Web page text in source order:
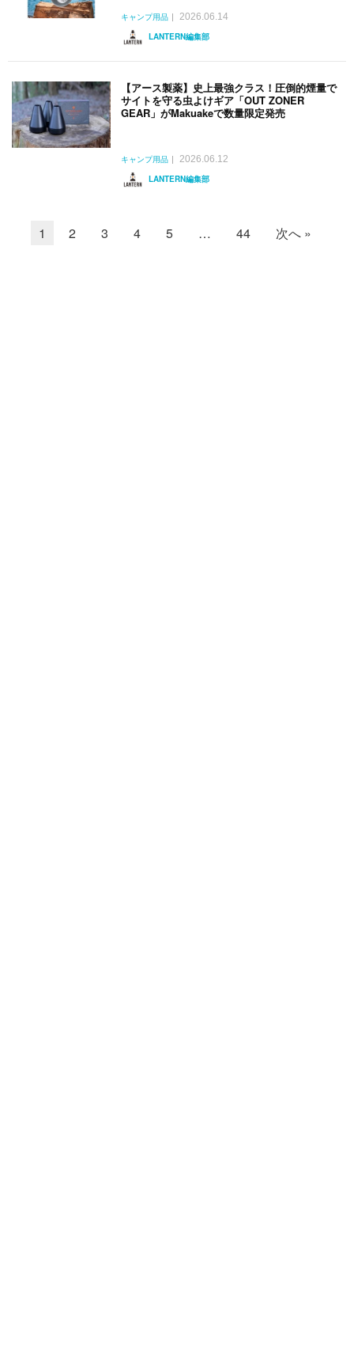
キャンプ用品
2026.06.14
LANTERN編集部
【アース製薬】史上最強クラス！圧倒的煙量で
サイトを守る虫よけギア「OUT ZONER
GEAR」がMakuakeで数量限定発売
キャンプ用品
2026.06.12
LANTERN編集部
1 2 3 4 5 … 44 次へ »